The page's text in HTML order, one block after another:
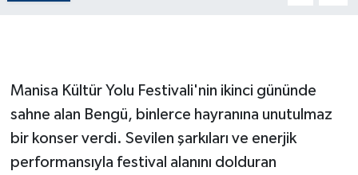
Manisa Kültür Yolu Festivali'nin ikinci gününde
sahne alan Bengü, binlerce hayranına unutulmaz
bir konser verdi. Sevilen şarkıları ve enerjik
performansıyla festival alanını dolduran
GÜNDEM